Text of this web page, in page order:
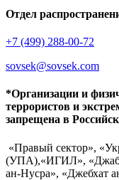
Отдел
+7 (499) 288-00-72
sovsek@sovsek.com
*Организации и
террористов и
запрещена в
«Правый сектор»,
(УПА),«ИГИЛ»,
ан-Нусра», «Джебхат